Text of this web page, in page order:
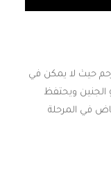
حيث لا يمكن في
الجنين ويحتفظ
في المرحلة